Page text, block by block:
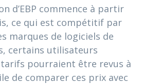
d’EBP commence à partir
ce qui est compétitif par
marques de logiciels de
certains utilisateurs
pourraient être revus à
de comparer ces prix avec